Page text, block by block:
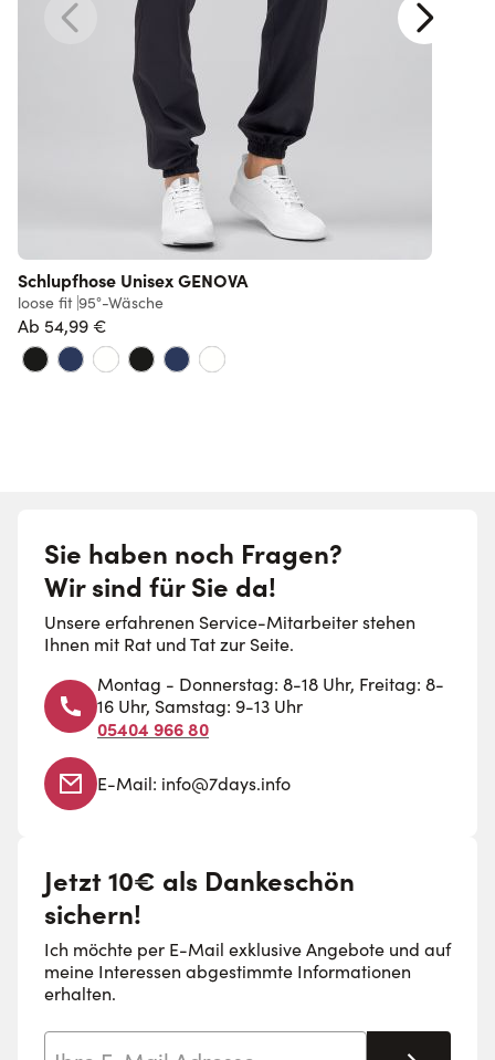
Schlupfhose Unisex GENOVA
loose fit 95°-Wäsche
Ab 54,99 €
Sie haben noch Fragen?
Wir sind für Sie da!
Unsere erfahrenen Service-Mitarbeiter stehen
Ihnen mit Rat und Tat zur Seite.
Montag - Donnerstag: 8-18 Uhr, Freitag: 8-
16 Uhr, Samstag: 9-13 Uhr
05404 966 80
E-Mail: info@7days.info
Jetzt 10€ als Dankeschön
sichern!
Ich möchte per E-Mail exklusive Angebote und auf
meine Interessen abgestimmte Informationen
erhalten.